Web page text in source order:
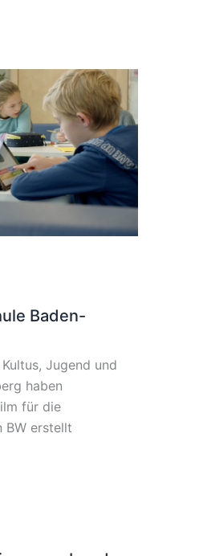
Baden-
Jugend und
haben
für die
BW erstellt